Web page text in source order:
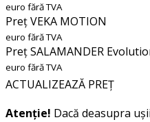
euro fără TVA
Preț VEKA MOTION
euro fără TVA
Preț SALAMANDER
euro fără TVA
ACTUALIZEAZĂ PREȚ
Atenție! Dacă deasupra